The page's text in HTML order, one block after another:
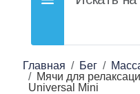
Главная Бег
Мячи для
Universal Mini